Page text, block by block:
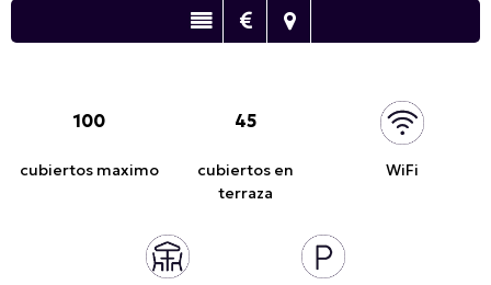
100
cubiertos maximo
45
cubiertos en
terraza
WiFi